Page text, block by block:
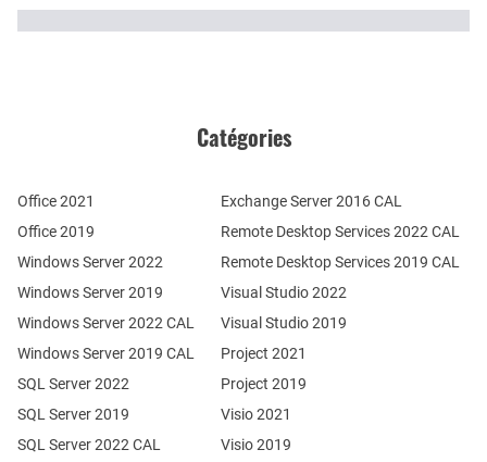
Catégories
Office 2021
Office 2019
Windows Server 2022
Windows Server 2019
SQL Server 2022
SQL Server 2019
Windows Server 2022 CAL
Windows Server 2019 CAL
SQL Server 2022 CAL
Remote Desktop Services 2022 CAL
Remote Desktop Services 2019 CAL
Exchange Server 2016 CAL
Visual Studio 2022
Visual Studio 2019
Project 2021
Project 2019
Visio 2021
Visio 2019